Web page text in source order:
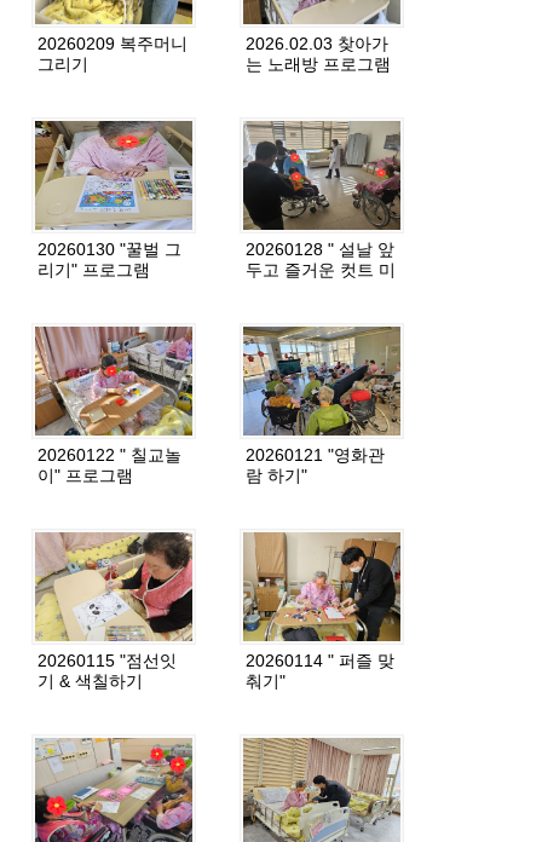
20260209 복주머니
그리기
2026.02.03 찾아가
는 노래방 프로그램
20260130 "꿀벌 그
리기" 프로그램
20260128 " 설날 앞
두고 즐거운 컷트 미
20260122 " 칠교놀
이" 프로그램
20260121 "영화관
람 하기"
20260115 "점선잇
기 & 색칠하기
20260114 " 퍼즐 맞
춰기"